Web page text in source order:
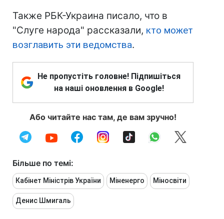
Также РБК-Украина писало, что в
"Слуге народа" рассказали, кто может
возглавить эти ведомства.
Не пропустіть головне! Підпишіться
на наші оновлення в Google!
Або читайте нас там, де вам зручно!
Більше по темі:
Кабінет Міністрів України Міненерго Міносвіти
Денис Шмигаль